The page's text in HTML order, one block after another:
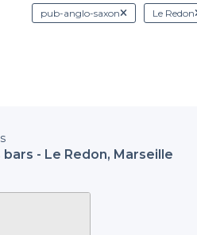
pub-anglo-saxon Le Redon
- Le Redon, Marseille